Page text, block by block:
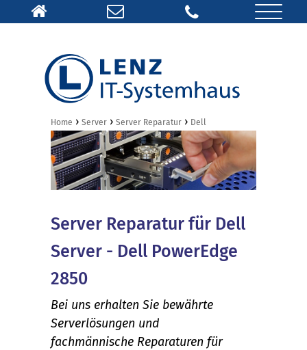
Home › Server › Server Reparatur › Dell
Server Reparatur für Dell
Server - Dell PowerEdge
2850
Bei uns erhalten Sie bewährte
Serverlösungen und
fachmännische Reparaturen für